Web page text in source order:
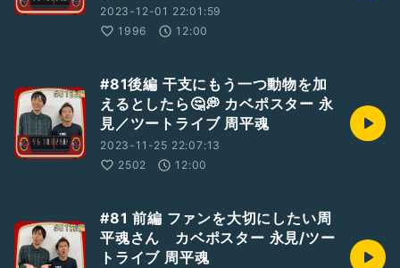
2023-12-01 22:01:59
1996
12:00
#81後編 干支にもう一つ動物を加
えるとしたら🤔💭 カベポスター 永
見／ツートライブ 周平魂
2023-11-25 22:07:13
2502
12:00
#81 前編 ファンを大切にしたい周
平魂さん カベポスター 永見/ツー
トライブ 周平魂